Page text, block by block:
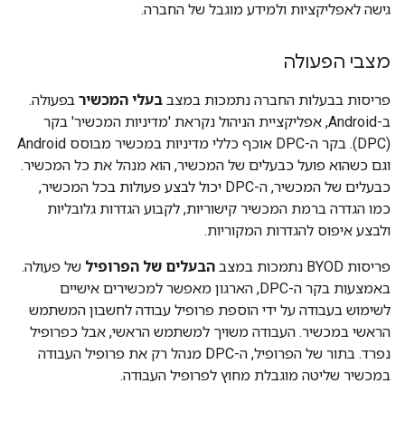
גישה לאפליקציות ולמידע מוגבל של החברה.
מצבי הפעולה
פריסות בבעלות החברה נתמכות במצב בעלי המכשיר בפעולה.
ב-Android, אפליקציית הניהול נקראת 'מדיניות המכשיר' בקר
(DPC). בקר ה-DPC אוכף כללי מדיניות במכשיר מבוסס Android
וגם כשהוא פועל כבעלים של המכשיר, הוא מנהל את כל המכשיר.
כבעלים של המכשיר, ה-DPC יכול לבצע פעולות בכל המכשיר,
כמו הגדרה ברמת המכשיר קישוריות, לקבוע הגדרות גלובליות
ולבצע איפוס להגדרות המקוריות.
פריסות BYOD נתמכות במצב הבעלים של הפרופיל של פעולה.
באמצעות בקר ה-DPC, הארגון מאפשר למכשירים אישיים
לשימוש בעבודה על ידי הוספת פרופיל עבודה לחשבון המשתמש
הראשי במכשיר. העבודה משויך למשתמש הראשי, אבל כפרופיל
נפרד. בתור של הפרופיל, ה-DPC מנהל רק את פרופיל העבודה
במכשיר שליטה מוגבלת מחוץ לפרופיל העבודה.